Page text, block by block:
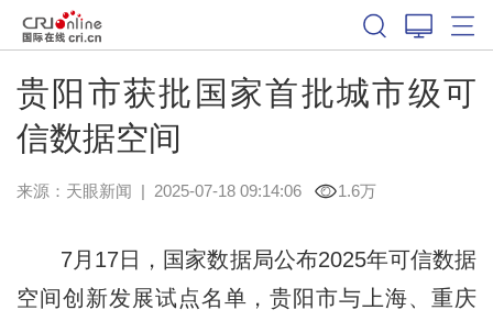
贵阳市获批国家首批城市级可
信数据空间
来源： 天眼新闻 | 2025-07-18 09:14:06 1.6万
7月17日，国家数据局公布2025年可信数据
空间创新发展试点名单，贵阳市与上海、重庆